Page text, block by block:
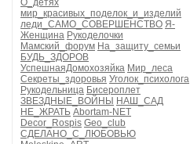
О_детях
мир_красивых_поделок_и_изделий
леди_САМО_СОВЕРШЕНСТВО Я-
Женщина Рукоделочки
Мамский_форум На_защиту_семьи
БУДЬ_ЗДОРОВ
УспешнаяДомохозяйка Мир_леса
Секреты_здоровья Уголок_психолога
Рукодельница Бисероплет
ЗВЕЗДНЫЕ_ВОЙНЫ НАШ_САД
НЕ_ЖРАТЬ Abortam-NET
Decor_Rospis Geo_club
СДЕЛАНО_С_ЛЮБОВЬЮ